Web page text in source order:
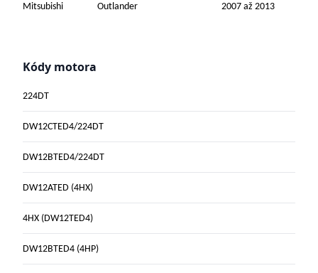
Mitsubishi Outlander 2007 až 2013
Kódy motora
224DT
DW12CTED4/224DT
DW12BTED4/224DT
DW12ATED (4HX)
4HX (DW12TED4)
DW12BTED4 (4HP)